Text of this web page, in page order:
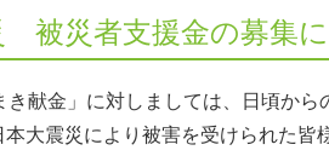
被災者支援金の募集
献金」に対しましては、日頃から
本大震災により被害を受けられた